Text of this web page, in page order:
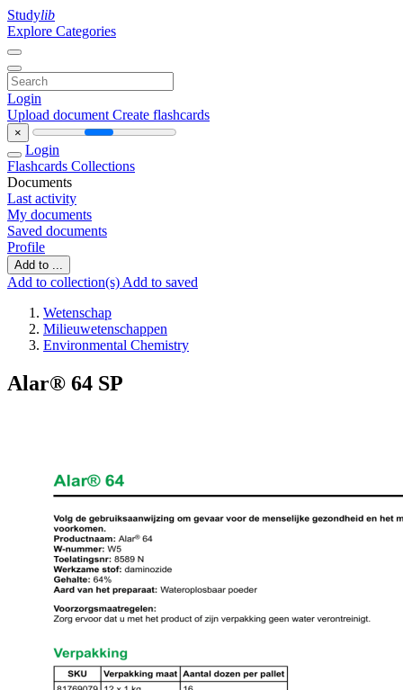
Studylib
Explore Categories
Login
Upload document Create flashcards
×
Login
Flashcards Collections
Documents
Last activity
My documents
Saved documents
Profile
Add to ...
Add to collection(s) Add to saved
Wetenschap
Milieuwetenschappen
Environmental Chemistry
Alar® 64 SP